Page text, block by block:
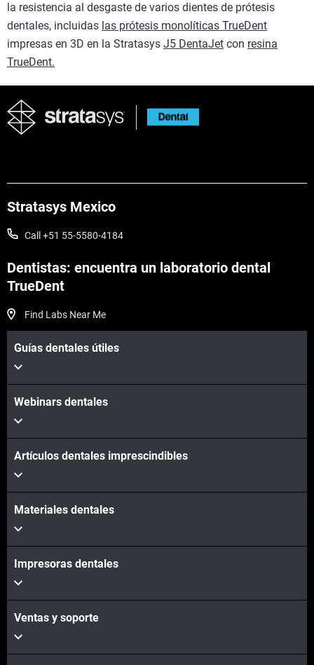
la resistencia al desgaste de varios dientes de prótesis
dentales, incluidas las prótesis monolíticas TrueDent
impresas en 3D en la Stratasys J5 DentaJet con resina
TrueDent.
Stratasys Mexico
Call +51 55-5580-4184
Dentistas: encuentra un laboratorio dental
TrueDent
Find Labs Near Me
Guías dentales útiles
Webinars dentales
Artículos dentales imprescindibles
Materiales dentales
Impresoras dentales
Ventas y soporte